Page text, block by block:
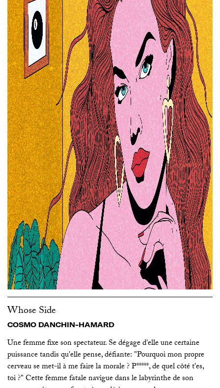
Whose Side
COSMO DANCHIN-HAMARD
Une femme fixe son spectateur. Se dégage d'elle une certaine
puissance tandis qu'elle pense, défiante: "Pourquoi mon propre
cerveau se met-il à me faire la morale ? P*****, de quel côté t'es,
toi ?" Cette femme fatale navigue dans le labyrinthe de son